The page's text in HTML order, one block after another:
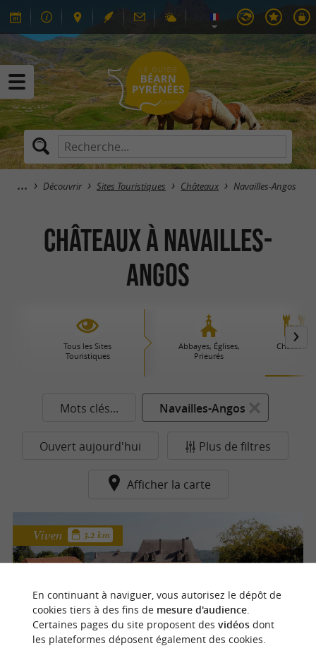
Découvrir Sites Touristiques Châteaux Navailles-Angos
Châteaux à Navailles-
Angos
Tous les Sites
Touristiques
Abbayes, Églises,
Prieurés
Châteaux
Mots clés... Navailles-Angos
Ouvert aujourd'hui Plus de filtres
Afficher la carte
Château historique et jardins remarquables
au nord de Pau
Viven 3.2 km
En continuant à naviguer, vous autorisez le dépôt de
cookies tiers à des fins de mesure d'audience.
Certaines pages du site proposent des vidéosdont
les plateformes déposent également des cookies.